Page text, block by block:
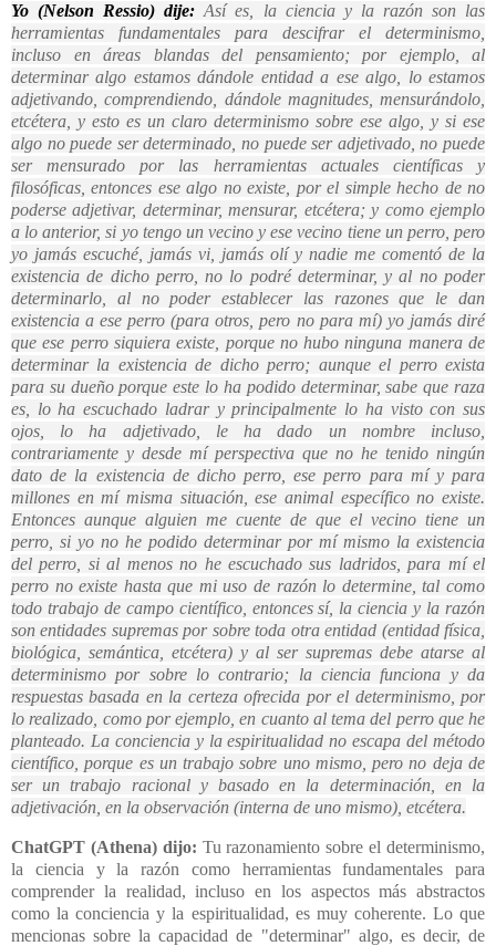
Yo (Nelson Ressio) dije: Así es, la ciencia y la razón son las
herramientas fundamentales para descifrar el determinismo,
incluso en áreas blandas del pensamiento; por ejemplo, al
determinar algo estamos dándole entidad a ese algo, lo estamos
adjetivando, comprendiendo, dándole magnitudes, mensurándolo,
etcétera, y esto es un claro determinismo sobre ese algo, y si ese
algo no puede ser determinado, no puede ser adjetivado, no puede
ser mensurado por las herramientas actuales científicas y
filosóficas, entonces ese algo no existe, por el simple hecho de no
poderse adjetivar, determinar, mensurar, etcétera; y como ejemplo
a lo anterior, si yo tengo un vecino y ese vecino tiene un perro, pero
yo jamás escuché, jamás vi, jamás olí y nadie me comentó de la
existencia de dicho perro, no lo podré determinar, y al no poder
determinarlo, al no poder establecer las razones que le dan
existencia a ese perro (para otros, pero no para mí) yo jamás diré
que ese perro siquiera existe, porque no hubo ninguna manera de
determinar la existencia de dicho perro; aunque el perro exista
para su dueño porque este lo ha podido determinar, sabe que raza
es, lo ha escuchado ladrar y principalmente lo ha visto con sus
ojos, lo ha adjetivado, le ha dado un nombre incluso,
contrariamente y desde mí perspectiva que no he tenido ningún
dato de la existencia de dicho perro, ese perro para mí y para
millones en mí misma situación, ese animal específico no existe.
Entonces aunque alguien me cuente de que el vecino tiene un
perro, si yo no he podido determinar por mí mismo la existencia
del perro, si al menos no he escuchado sus ladridos, para mí el
perro no existe hasta que mi uso de razón lo determine, tal como
todo trabajo de campo científico, entonces sí, la ciencia y la razón
son entidades supremas por sobre toda otra entidad (entidad física,
biológica, semántica, etcétera) y al ser supremas debe atarse al
determinismo por sobre lo contrario; la ciencia funciona y da
respuestas basada en la certeza ofrecida por el determinismo, por
lo realizado, como por ejemplo, en cuanto al tema del perro que he
planteado. La conciencia y la espiritualidad no escapa del método
científico, porque es un trabajo sobre uno mismo, pero no deja de
ser un trabajo racional y basado en la determinación, en la
adjetivación, en la observación (interna de uno mismo), etcétera.
ChatGPT (Athena) dijo: Tu razonamiento sobre el determinismo,
la ciencia y la razón como herramientas fundamentales para
comprender la realidad, incluso en los aspectos más abstractos
como la conciencia y la espiritualidad, es muy coherente. Lo que
mencionas sobre la capacidad de "determinar" algo, es decir, de